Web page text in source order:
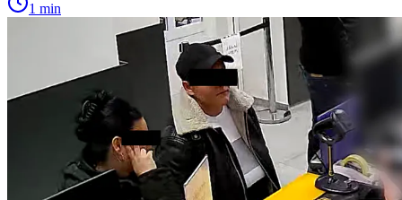
1 min